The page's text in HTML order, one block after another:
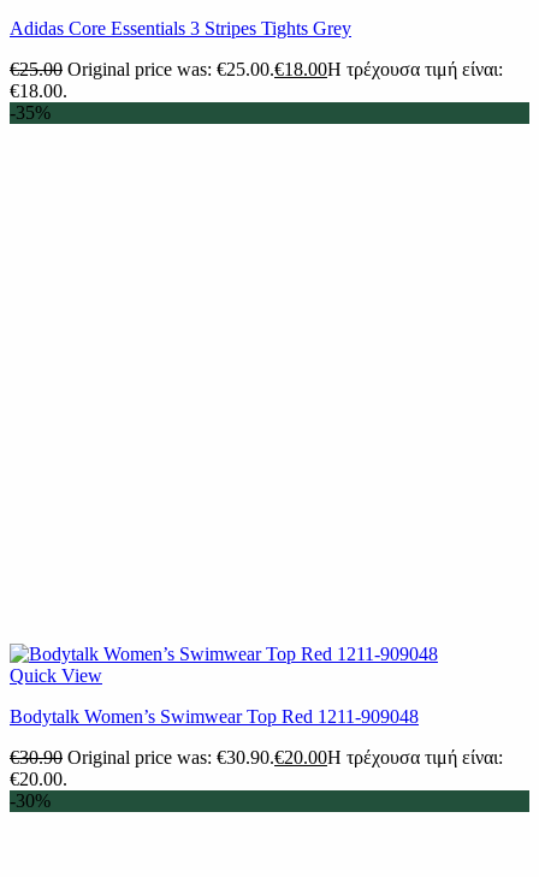
Adidas Core Essentials 3 Stripes Tights Grey
€25.00 Original price was: €25.00.€18.00Η τρέχουσα τιμή είναι:
€18.00.
-35%
Quick View
Βodytalk Women’s Swimwear Top Red 1211-909048
€30.90 Original price was: €30.90.€20.00Η τρέχουσα τιμή είναι:
€20.00.
-30%